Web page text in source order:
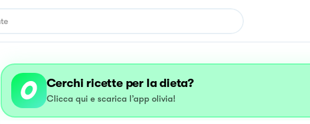
Cerchi ricette per la dieta?
Clicca qui e scarica l’app olivia!